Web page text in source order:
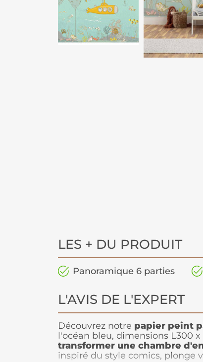
LES + DU PRODUIT
Panoramique 6 parties
L'AVIS DE L'EXPERT
Découvrez notre papier peint
l'océan bleu, dimensions L300
transformer une chambre
inspiré du style comics, plonge